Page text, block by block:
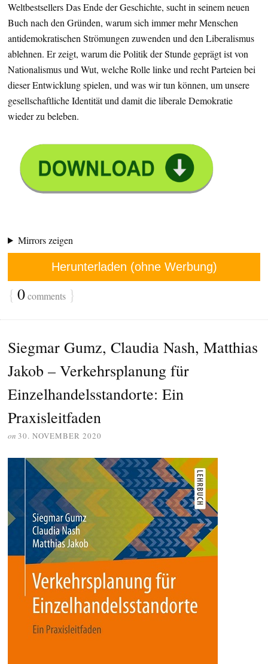
Weltbestsellers Das Ende der Geschichte, sucht in seinem neuen
Buch nach den Gründen, warum sich immer mehr Menschen
antidemokratischen Strömungen zuwenden und den Liberalismus
ablehnen. Er zeigt, warum die Politik der Stunde geprägt ist von
Nationalismus und Wut, welche Rolle linke und recht Parteien bei
dieser Entwicklung spielen, und was wir tun können, um unsere
gesellschaftliche Identität und damit die liberale Demokratie
wieder zu beleben.
Mirrors zeigen
Herunterladen (ohne Werbung)
{ 0comments }
Siegmar Gumz, Claudia Nash, Matthias
Jakob – Verkehrsplanung für
Einzelhandelsstandorte: Ein
Praxisleitfaden
on 30. NOVEMBER 2020